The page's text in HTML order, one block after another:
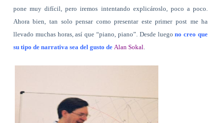
pone muy difícil, pero iremos intentando explicároslo, poco a poco.
Ahora bien, tan solo pensar como presentar este primer post me ha
llevado muchas horas, así que “piano, piano”. Desde luegono creo que
su tipo de narrativa sea del gusto de Alan Sokal